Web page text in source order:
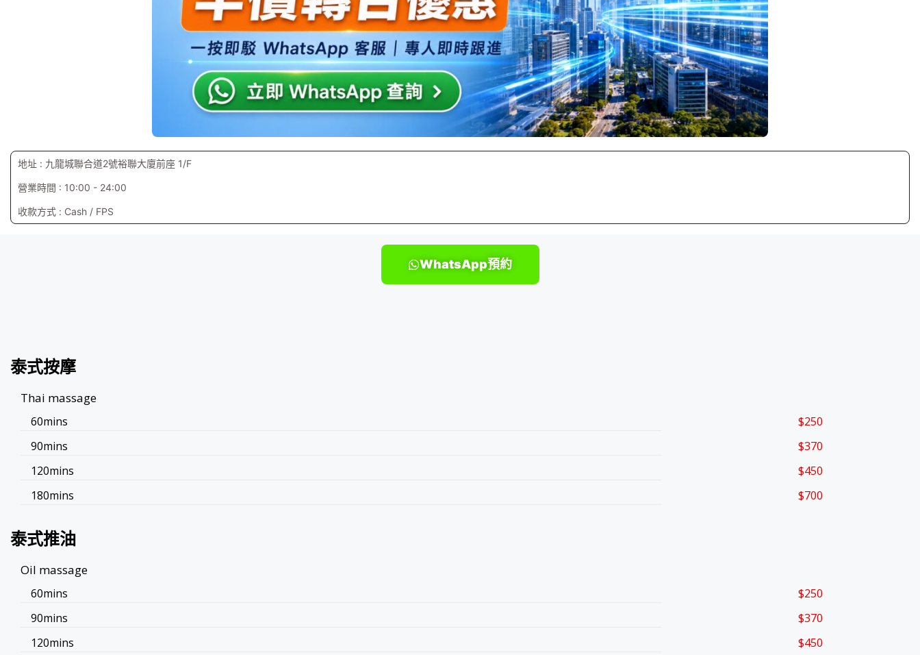
地址 : 九龍城聯合道2號裕聯大廈前座 1/F
營業時間 : 10:00 - 24:00
收款方式 : Cash / FPS
WhatsApp預約
泰式按摩
Thai massage
60mins
$250
90mins
$370
120mins
$450
180mins
$700
泰式推油
Oil massage
60mins
$250
90mins
$370
120mins
$450